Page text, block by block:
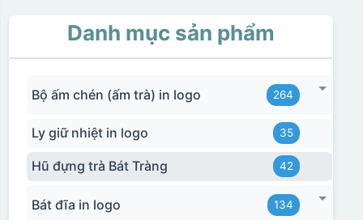
Danh mục sản phẩm
Bộ ấm chén (ấm trà) in logo 264
Ly giữ nhiệt in logo 35
Hũ đựng trà Bát Tràng 42
Bát đĩa in logo 134